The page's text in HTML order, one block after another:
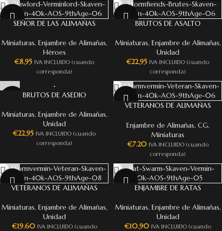
SEÑOR DE LAS ALIMAÑAS
Miniaturas, Enjambre de Alimañas,
Héroes
€8.95 IVA INCLUIDO (cuando
corresponda)
BRUTOS DE ASALTO
Miniaturas, Enjambre de Alimañas,
Unidad
€22.95 IVA INCLUIDO (cuando
corresponda)
BRUTOS DE ASEDIO
Miniaturas, Enjambre de Alimañas,
Unidad
€22.95 IVA INCLUIDO (cuando
corresponda)
VETERANOS DE ALIMAÑAS
Enjambre de Alimañas, CG,
Miniaturas
€7.20 IVA INCLUIDO (cuando
corresponda)
VETERANOS DE ALIMAÑAS
Miniaturas, Enjambre de Alimañas,
Unidad
€19.60 IVA INCLUIDO (cuando
ENJAMBRE DE RATAS
Miniaturas, Enjambre de Alimañas,
Unidad
€10.90 IVA INCLUIDO (cuando